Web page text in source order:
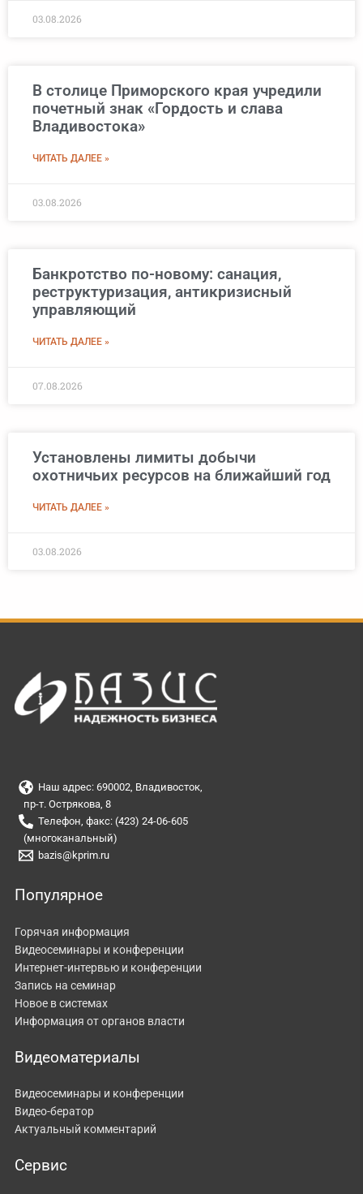
03.08.2026
В столице Приморского края учредили
почетный знак «Гордость и слава
Владивостока»
ЧИТАТЬ ДАЛЕЕ »
03.08.2026
Банкротство по-новому: санация,
реструктуризация, антикризисный
управляющий
ЧИТАТЬ ДАЛЕЕ »
07.08.2026
Установлены лимиты добычи
охотничьих ресурсов на ближайший год
ЧИТАТЬ ДАЛЕЕ »
03.08.2026
Наш адрес: 690002, Владивосток,
пр-т. Острякова, 8
Телефон, факс: (423) 24-06-605
(многоканальный)
bazis@kprim.ru
Популярное
Горячая информация
Видеосеминары и конференции
Интернет-интервью и конференции
Запись на семинар
Новое в системах
Информация от органов власти
Видеоматериалы
Видеосеминары и конференции
Видео-бератор
Актуальный комментарий
Сервис